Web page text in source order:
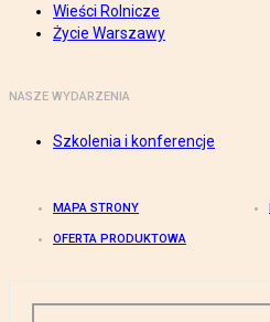
Wieści Rolnicze
Życie Warszawy
NASZE WYDARZENIA
Szkolenia i konferencje
MAPA STRONY
OFERTA PRODUKTOWA